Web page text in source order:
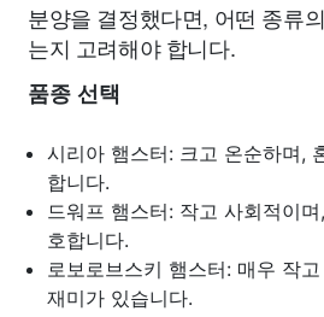
분양을 결정했다면, 어떤 종류
는지 고려해야 합니다.
품종 선택
시리아 햄스터: 크고 온순하며,
합니다.
드워프 햄스터: 작고 사회적이
호합니다.
로보로브스키 햄스터: 매우 작
재미가 있습니다.